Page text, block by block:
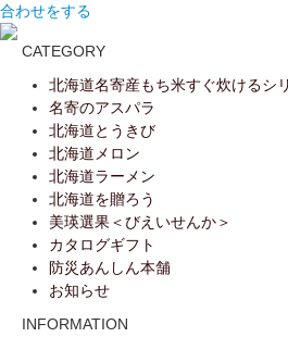
合わせをする
CATEGORY
北海道名寄産もち米すぐ炊けるシ
名寄のアスパラ
北海道とうきび
北海道メロン
北海道ラーメン
北海道を贈ろう
美瑛選果＜びえいせんか＞
カタログギフト
防災あんしん本舗
お知らせ
INFORMATION